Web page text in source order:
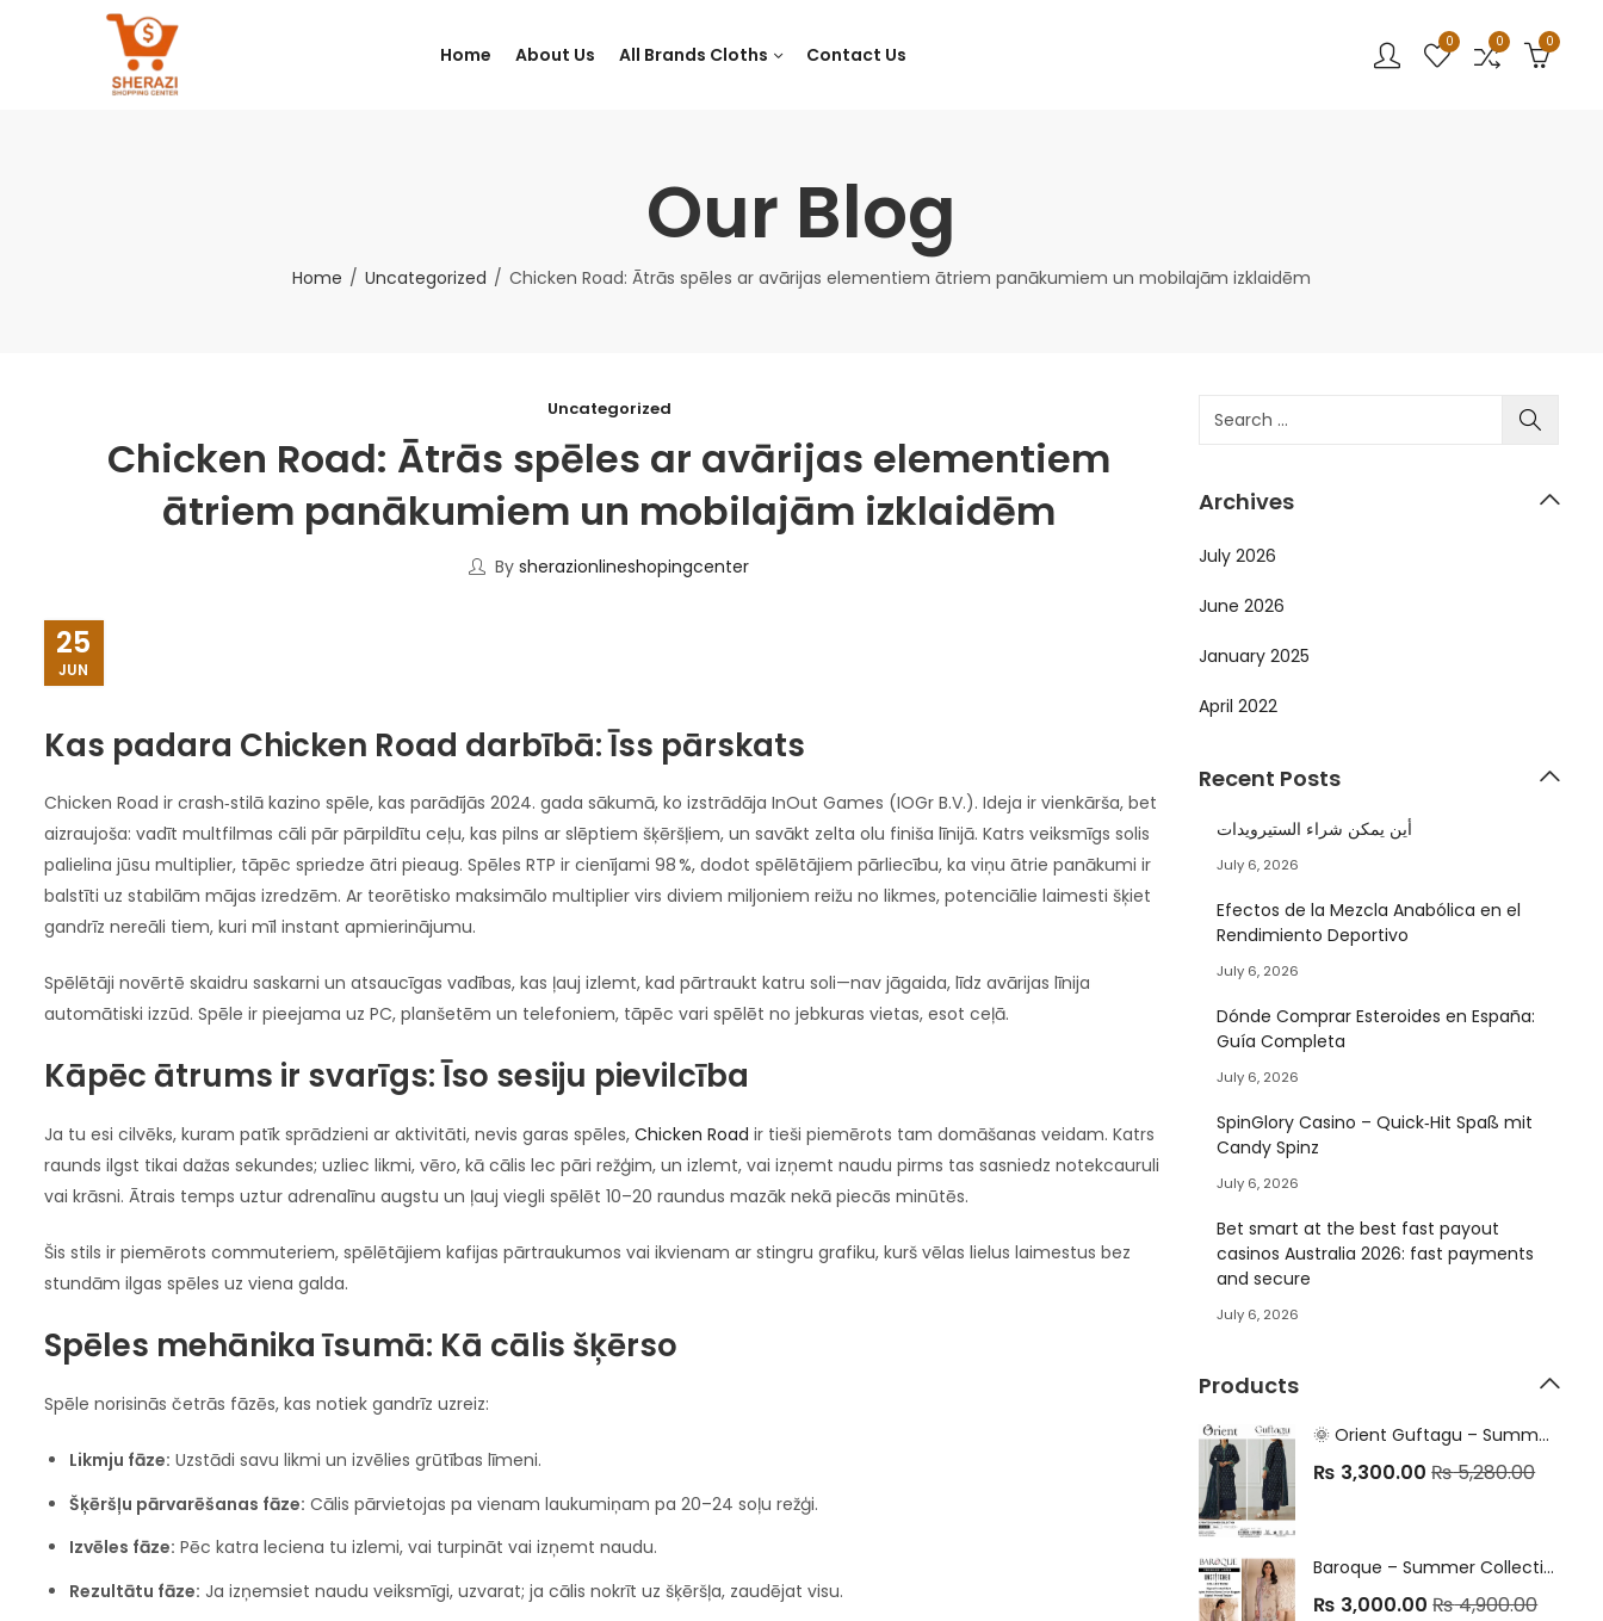
Home About Us All Brands Cloths Contact Us
0 0 0
Our Blog
Home Uncategorized Chicken Road: Ātrās spēles ar avārijas elementiem ātriem panākumiem un mobilajām izklaidēm
Uncategorized
Chicken Road: Ātrās spēles ar avārijas elementiem
ātriem panākumiem un mobilajām izklaidēm
Bysherazionlineshopingcenter
25
JUN
Kas padara Chicken Road darbībā: Īss pārskats
Chicken Road ir crash‑stilā kazino spēle, kas parādījās 2024. gada sākumā, ko izstrādāja InOut Games (IOGr B.V.). Ideja ir vienkārša, bet
aizraujoša: vadīt multfilmas cāli pār pārpildītu ceļu, kas pilns ar slēptiem šķēršļiem, un savākt zelta olu finiša līnijā. Katrs veiksmīgs solis
palielina jūsu multiplier, tāpēc spriedze ātri pieaug. Spēles RTP ir cienījami 98 %, dodot spēlētājiem pārliecību, ka viņu ātrie panākumi ir
balstīti uz stabilām mājas izredzēm. Ar teorētisko maksimālo multiplier virs diviem miljoniem reižu no likmes, potenciālie laimesti šķiet
gandrīz nereāli tiem, kuri mīl instant apmierinājumu.
Spēlētāji novērtē skaidru saskarni un atsaucīgas vadības, kas ļauj izlemt, kad pārtraukt katru soli—nav jāgaida, līdz avārijas līnija
automātiski izzūd. Spēle ir pieejama uz PC, planšetēm un telefoniem, tāpēc vari spēlēt no jebkuras vietas, esot ceļā.
Kāpēc ātrums ir svarīgs: Īso sesiju pievilcība
Ja tu esi cilvēks, kuram patīk sprādzieni ar aktivitāti, nevis garas spēles, Chicken Road ir tieši piemērots tam domāšanas veidam. Katrs
raunds ilgst tikai dažas sekundes; uzliec likmi, vēro, kā cālis lec pāri režģim, un izlemt, vai izņemt naudu pirms tas sasniedz notekcauruli
vai krāsni. Ātrais temps uztur adrenalīnu augstu un ļauj viegli spēlēt 10–20 raundus mazāk nekā piecās minūtēs.
Šis stils ir piemērots commuteriem, spēlētājiem kafijas pārtraukumos vai ikvienam ar stingru grafiku, kurš vēlas lielus laimestus bez
stundām ilgas spēles uz viena galda.
Spēles mehānika īsumā: Kā cālis šķērso
Spēle norisinās četrās fāzēs, kas notiek gandrīz uzreiz:
Likmju fāze: Uzstādi savu likmi un izvēlies grūtības līmeni.
Šķēršļu pārvarēšanas fāze: Cālis pārvietojas pa vienam laukumiņam pa 20–24 soļu režģi.
Izvēles fāze: Pēc katra leciena tu izlemi, vai turpināt vai izņemt naudu.
Rezultātu fāze: Ja izņemsiet naudu veiksmīgi, uzvarat; ja cālis nokrīt uz šķēršļa, zaudējat visu.
Archives
July 2026
June 2026
January 2025
April 2022
Recent Posts
أين يمكن شراء الستيرويدات
July 6, 2026
Efectos de la Mezcla Anabólica en el
Rendimiento Deportivo
July 6, 2026
Dónde Comprar Esteroides en España:
Guía Completa
July 6, 2026
SpinGlory Casino – Quick‑Hit Spaß mit
Candy Spinz
July 6, 2026
Bet smart at the best fast payout
casinos Australia 2026: fast payments
and secure
July 6, 2026
Products
🌞 Orient Guftagu – Summer Collection 2025 🌞
₨ 3,300.00 ₨5,280.00
Baroque – Summer Collection 2025 (3PC Set) 🎨 100% Original | Premium Lawn 90/88 | Airjet Quality | Digital Printing
₨ 3,000.00 ₨4,900.00